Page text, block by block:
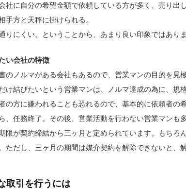
社に自分の希望金額で依頼している方が多く、売り出
手方と天秤に掛けられる。
りにくい。ということから、あまり良い印象ではありま
い会社の特徴
のノルマがある会社もあるので、営業マンの目的を見
け結びたいという営業マンは、ノルマ達成の為に、規
の方に嫌われることも恐れるので、基本的に依頼者の
、任務終了。その後、営業活動を行わない営業マンも
限が契約締結から三ヶ月と定められています。もちろ
ただし、三ヶ月の期間は媒介契約を解除できないと、
取引を行うには